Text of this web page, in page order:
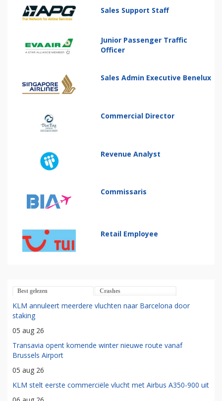
Sales Support Staff
Junior Passenger Traffic
Officer
Sales Admin Executive Benelux
Commercial Director
Revenue Analyst
Commissaris
Retail Employee
Best gelezen Crashes
KLM annuleert meerdere vluchten naar Barcelona door
staking
05 aug 26
Transavia opent komende winter nieuwe route vanaf
Brussels Airport
05 aug 26
KLM stelt eerste commerciële vlucht met Airbus A350-900 uit